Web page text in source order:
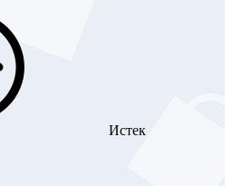
Истек